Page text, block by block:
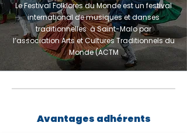
Le Festival Folklores du Monde est un festival
international de musiques et danses
traditionnelles à Saint-Malo par
l’association Arts et Cultures Traditionnels du
Monde (ACTM
Avantages adhérents